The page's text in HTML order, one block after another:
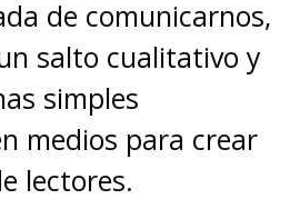
de comunicarnos,
salto cualitativo y
simples
medios para crear
lectores.